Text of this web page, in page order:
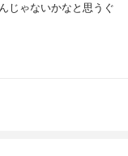
じゃないかなと思うぐ